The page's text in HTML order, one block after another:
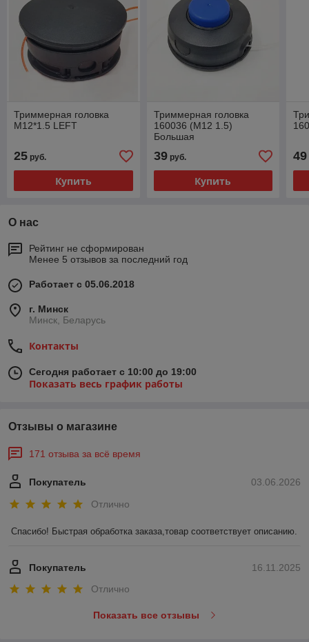
Триммерная головка
M12*1.5 LEFT
25 руб.
Купить
Триммерная головка
160036 (M12 1.5)
Большая
39руб.
Купить
49
О нас
Рейтинг не сформирован
Менее 5 отзывов за последний год
Работает с 05.06.2018
г. Минск
Минск, Беларусь
Контакты
Сегодня работает с 10:00 до 19:00
Показать весь график работы
Отзывы о магазине
171 отзыва за всё время
03.06.2026
Покупатель
Отлично
Спасибо! Быстрая обработка заказа,товар соответствует описанию.
16.11.2025
Покупатель
Отлично
Показать все отзывы